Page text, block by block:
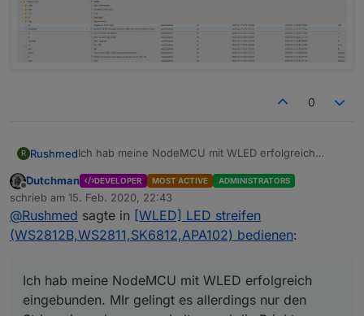
0
R RushmedIch hab meine NodeMCU mit WLED erfolgreich
Stripe ein und aus zu schalten und die Brightness zu
ändern. Mit welchen DP wähle ich effekte und
Farben?
Offline
Dutchman DEVELOPER MOST ACTIVE ADMINISTRATORS
schrieb am 15. Feb. 2020, 22:43
zuletzt editiert von
@Rushmed sagte in [WLED] LED streifen
(WS2812B,WS2811,SK6812,APA102) bedienen:
Ich hab meine NodeMCU mit WLED erfolgreich
eingebunden. MIr gelingt es allerdings nur den